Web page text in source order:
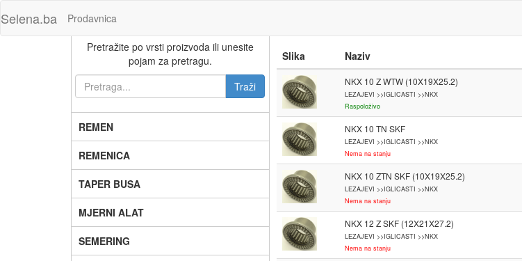
Selena.ba Prodavnica
Pretražite po vrsti proizvoda ili unesite
pojam za pretragu.
REMEN
REMENICA
TAPER BUSA
MJERNI ALAT
SEMERING
Slika Naziv
NKX 10 Z WTW (10X19X25.2)
LEZAJEVI >>IGLICASTI >>NKX
Raspoloživo
NKX 10 TN SKF
LEZAJEVI >>IGLICASTI >>NKX
Nema na stanju
NKX 10 ZTN SKF (10X19X25.2)
LEZAJEVI >>IGLICASTI >>NKX
Nema na stanju
NKX 12 Z SKF (12X21X27.2)
LEZAJEVI >>IGLICASTI >>NKX
Nema na stanju